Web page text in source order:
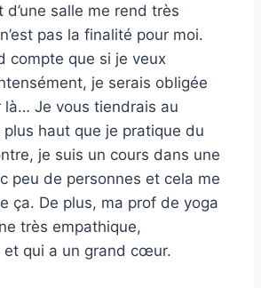
d’une salle me rend très
pas la finalité pour moi.
compte que si je veux
je serais obligée
là… Je vous tiendrais au
plus haut que je pratique du
je suis un cours dans une
peu de personnes et cela me
ça. De plus, ma prof de yoga
très empathique,
et qui a un grand cœur.